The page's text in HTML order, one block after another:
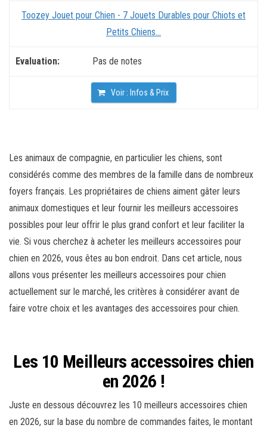
Toozey Jouet pour Chien - 7 Jouets Durables pour Chiots et
Petits Chiens...
Pas de notes
Voir : Infos & Prix
Les animaux de compagnie, en particulier les chiens, sont
considérés comme des membres de la famille dans de nombreux
foyers français. Les propriétaires de chiens aiment gâter leurs
animaux domestiques et leur fournir les meilleurs accessoires
possibles pour leur offrir le plus grand confort et leur faciliter la
vie. Si vous cherchez à acheter les meilleurs accessoires pour
chien en 2026, vous êtes au bon endroit. Dans cet article, nous
allons vous présenter les meilleurs accessoires pour chien
actuellement sur le marché, les critères à considérer avant de
faire votre choix et les avantages des accessoires pour chien.
Les 10 Meilleurs accessoires chien
en 2026 !
Juste en dessous découvrez les 10 meilleurs accessoires chien
en 2026, sur la base du nombre de commandes faites, le montant